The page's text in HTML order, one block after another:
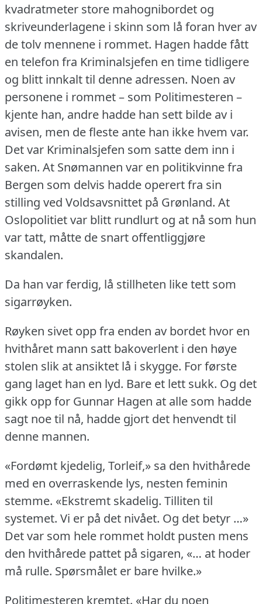
kvadratmeter store mahognibordet og
skriveunderlagene i skinn som lå foran hver av
de tolv mennene i rommet. Hagen hadde fått
en telefon fra Kriminalsjefen en time tidligere
og blitt innkalt til denne adressen. Noen av
personene i rommet – som Politimesteren –
kjente han, andre hadde han sett bilde av i
avisen, men de fleste ante han ikke hvem var.
Det var Kriminalsjefen som satte dem inn i
saken. At Snømannen var en politikvinne fra
Bergen som delvis hadde operert fra sin
stilling ved Voldsavsnittet på Grønland. At
Oslopolitiet var blitt rundlurt og at nå som hun
var tatt, måtte de snart offentliggjøre
skandalen.
Da han var ferdig, lå stillheten like tett som
sigarrøyken.
Røyken sivet opp fra enden av bordet hvor en
hvithåret mann satt bakoverlent i den høye
stolen slik at ansiktet lå i skygge. For første
gang laget han en lyd. Bare et lett sukk. Og det
gikk opp for Gunnar Hagen at alle som hadde
sagt noe til nå, hadde gjort det henvendt til
denne mannen.
«Fordømt kjedelig, Torleif,» sa den hvithårede
med en overraskende lys, nesten feminin
stemme. «Ekstremt skadelig. Tilliten til
systemet. Vi er på det nivået. Og det betyr …»
Det var som hele rommet holdt pusten mens
den hvithårede pattet på sigaren, «… at hoder
må rulle. Spørsmålet er bare hvilke.»
Politimesteren kremtet. «Har du noen